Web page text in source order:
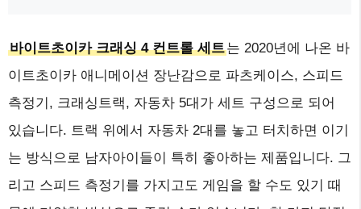
바이트초이카 크래싱 4 컨트롤 세트는 2020년에 나온 바
이트초이카 애니메이션 장난감으로 파츠케이스, 스피드
측정기, 크래싱트랙, 자동차 5대가 세트 구성으로 되어
있습니다. 트랙 위에서 자동차 2대를 놓고 터치하면 이기
는 방식으로 남자아이들이 특히 좋아하는 제품입니다. 그
리고 스피드 측정기를 가지고도 게임을 할 수도 있기 때